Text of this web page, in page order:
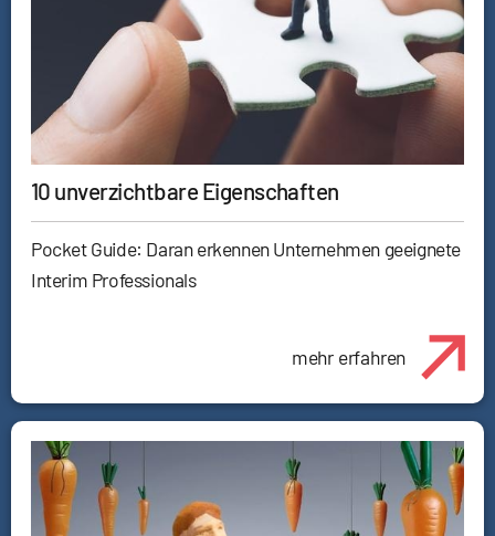
10 unverzichtbare Eigenschaften
Pocket Guide: Daran erkennen Unternehmen geeignete
Interim Professionals
mehr erfahren